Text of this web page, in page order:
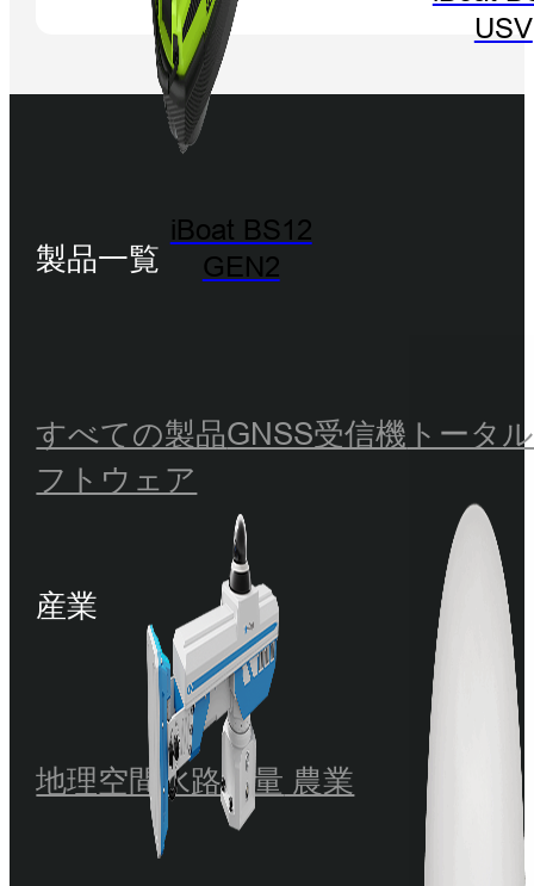
iBoat BS12
GEN2
USV
製品一覧
すべての製品GNSS受信機 トータ
フトウェア
産業
地理空間水路測量 農業